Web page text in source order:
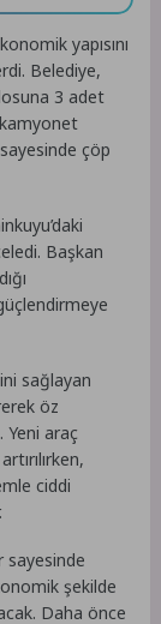
yapısını
Belediye,
3 adet
çöp
Başkan
sağlayan
öz
Yeni araç
ciddi
sayesinde
şekilde
Daha önce